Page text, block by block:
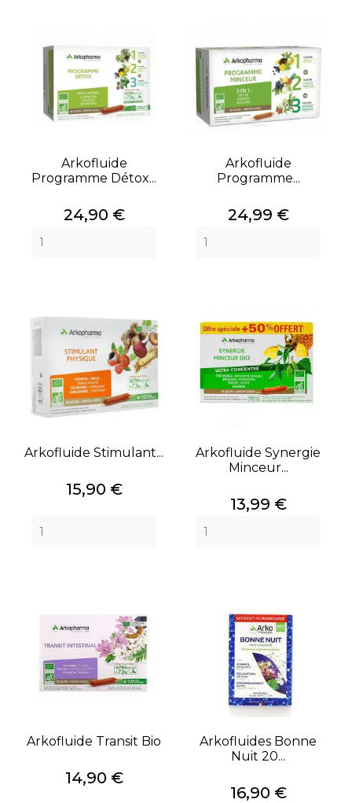
Arkofluide
Programme Détox...
Prix
24,90 €
Arkofluide
Programme...
Prix
24,99 €
Arkofluide Stimulant...
Prix
15,90 €
Arkofluide Synergie
Minceur...
Prix
13,99 €
Arkofluide Transit Bio
Prix
14,90 €
Arkofluides Bonne
Nuit 20...
Prix
16,90 €